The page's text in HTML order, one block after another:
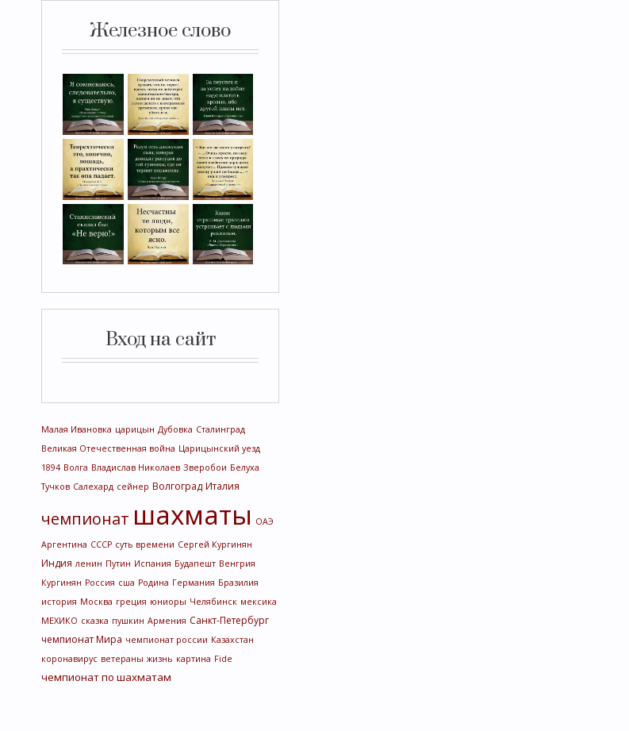
Железное слово
Вход на сайт
Малая Ивановка царицын Дубовка Сталинград
Великая Отечественная война Царицынский уезд
1894 Волга Владислав Николаев Зверобои Белуха
Тучков Салехард сейнер Волгоград Италия
чемпионат шахматы ОАЭ
Аргентина СССР суть времени Сергей Кургинян
Индия ленин Путин Испания Будапешт Венгрия
Кургинян Россия сша Родина Германия Бразилия
история Москва греция юниоры Челябинск мексика
МЕХИКО сказка пушкин Армения Санкт-Петербург
чемпионат Мира чемпионат россии Казахстан
коронавирус ветераны жизнь картина Fide
чемпионат по шахматам